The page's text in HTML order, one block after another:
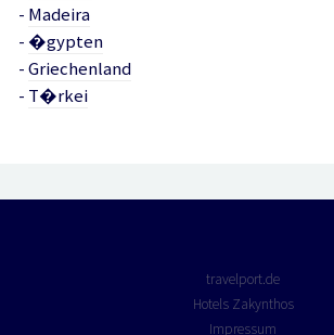
- Madeira
- �gypten
-Griechenland
- T�rkei
travelport.de
Hotels Zakynthos
Impressum